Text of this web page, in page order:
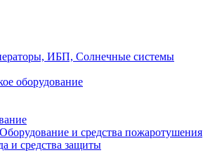
ИБП, Солнечные системы
оборудование
Оборудование и средства пожаротушения
и средства защиты